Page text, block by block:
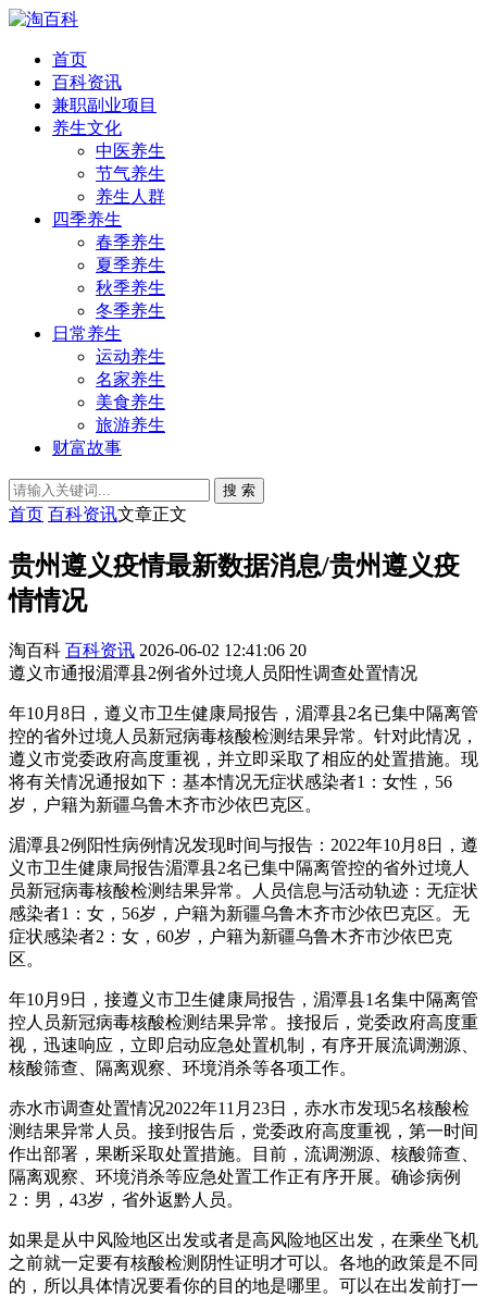
首页
百科资讯
兼职副业项目
养生文化
中医养生
节气养生
养生人群
四季养生
春季养生
夏季养生
秋季养生
冬季养生
日常养生
运动养生
名家养生
美食养生
旅游养生
财富故事
搜 索
首页 百科资讯文章正文
贵州遵义疫情最新数据消息/贵州遵义疫
情情况
淘百科 百科资讯 2026-06-02 12:41:06 20
遵义市通报湄潭县2例省外过境人员阳性调查处置情况
年10月8日，遵义市卫生健康局报告，湄潭县2名已集中隔离管
控的省外过境人员新冠病毒核酸检测结果异常。针对此情况，
遵义市党委政府高度重视，并立即采取了相应的处置措施。现
将有关情况通报如下：基本情况无症状感染者1：女性，56
岁，户籍为新疆乌鲁木齐市沙依巴克区。
湄潭县2例阳性病例情况发现时间与报告：2022年10月8日，遵
义市卫生健康局报告湄潭县2名已集中隔离管控的省外过境人
员新冠病毒核酸检测结果异常。人员信息与活动轨迹：无症状
感染者1：女，56岁，户籍为新疆乌鲁木齐市沙依巴克区。无
症状感染者2：女，60岁，户籍为新疆乌鲁木齐市沙依巴克
区。
年10月9日，接遵义市卫生健康局报告，湄潭县1名集中隔离管
控人员新冠病毒核酸检测结果异常。接报后，党委政府高度重
视，迅速响应，立即启动应急处置机制，有序开展流调溯源、
核酸筛查、隔离观察、环境消杀等各项工作。
赤水市调查处置情况2022年11月23日，赤水市发现5名核酸检
测结果异常人员。接到报告后，党委政府高度重视，第一时间
作出部署，果断采取处置措施。目前，流调溯源、核酸筛查、
隔离观察、环境消杀等应急处置工作正有序开展。确诊病例
2：男，43岁，省外返黔人员。
如果是从中风险地区出发或者是高风险地区出发，在乘坐飞机
之前就一定要有核酸检测阴性证明才可以。各地的政策是不同
的，所以具体情况要看你的目的地是哪里。可以在出发前打一